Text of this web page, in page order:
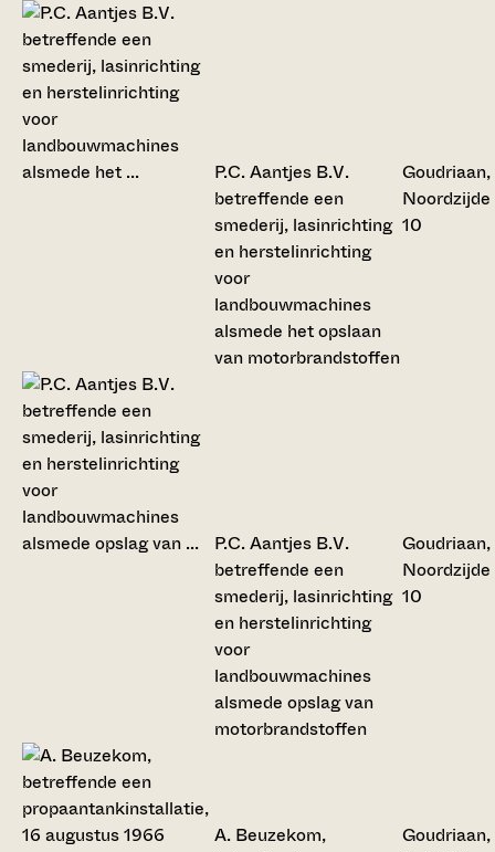
P.C. Aantjes B.V.
betreffende een
smederij, lasinrichting
en herstelinrichting
voor
landbouwmachines
alsmede het opslaan
van motorbrandstoffen
Goudriaan,
Noordzijde
10
P.C. Aantjes B.V.
betreffende een
smederij, lasinrichting
en herstelinrichting
voor
landbouwmachines
alsmede opslag van
motorbrandstoffen
Goudriaan,
Noordzijde
10
A. Beuzekom,
Goudriaan,